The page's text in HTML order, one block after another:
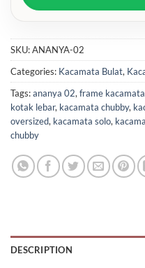
SKU:ANANYA-02
Categories: Kacamata Bulat,
Tags:ananya 02, frame
kotak lebar, kacamata chubby,
oversized, kacamata solo,
chubby
DESCRIPTION